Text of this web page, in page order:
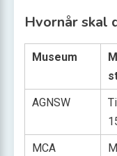
Hvornår skal
Museum
AGNSW
MCA